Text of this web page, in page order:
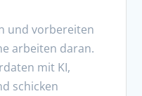
und vorbereiten
arbeiten daran.
mit KI,
schicken